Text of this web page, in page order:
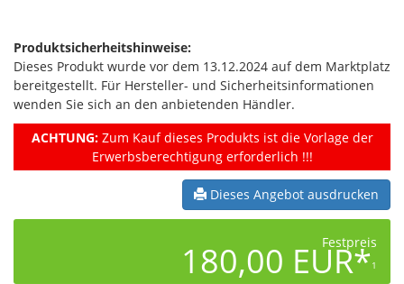
Produktsicherheitshinweise:
Dieses Produkt wurde vor dem 13.12.2024 auf dem Marktplatz
bereitgestellt. Für Hersteller- und Sicherheitsinformationen
wenden Sie sich an den anbietenden Händler.
ACHTUNG:Zum Kauf dieses Produkts ist die Vorlage der
Erwerbsberechtigung erforderlich !!!
Dieses Angebot ausdrucken
Festpreis
180,00 EUR*1